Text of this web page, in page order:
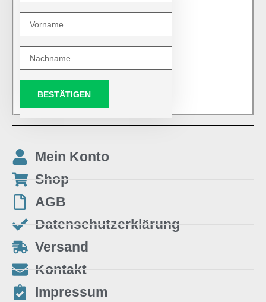
BESTÄTIGEN
Mein Konto
Shop
AGB
Datenschutzerklärung
Versand
Kontakt
Impressum